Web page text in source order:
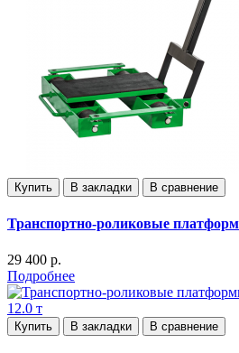
Купить В закладки В сравнение
Транспортно-роликовые
29 400 р.
Подробнее
Купить В закладки В сравнение